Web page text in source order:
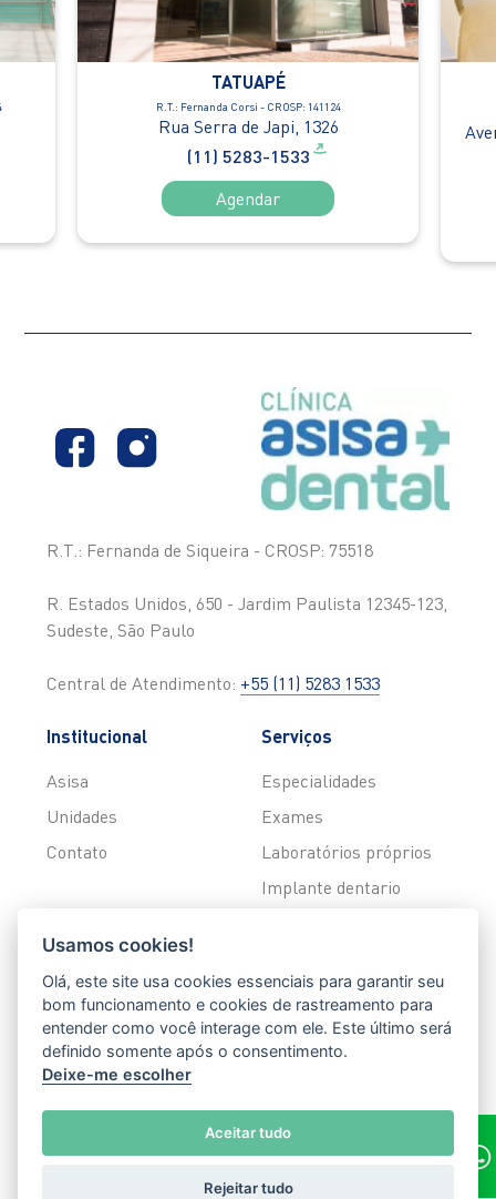
TATUAPÉ
R.T.: Fernanda Corsi - CROSP: 141124
Rua Serra de Japi, 1326
(11) 5283-1533
Agendar
R.T.: Fernanda de Siqueira - CROSP: 75518
R. Estados Unidos, 650 - Jardim Paulista 12345-123,
Sudeste, São Paulo
Central de Atendimento: +55 (11) 5283 1533
Institucional
Asisa
Unidades
Contato
Serviços
Especialidades
Exames
Laboratórios próprios
Implante dentario
Clareamento dental
Alinhadores invisiveis
Harmonização orofacial
© 2026 Asisa Dental - Todos os Direitos Reservados |
Usamos cookies!
Olá, este site usa cookies essenciais para garantir seu
bom funcionamento e cookies de rastreamento para
entender como você interage com ele. Este último será
definido somente após o consentimento.
Deixe-me escolher
Aceitar tudo
Rejeitar tudo